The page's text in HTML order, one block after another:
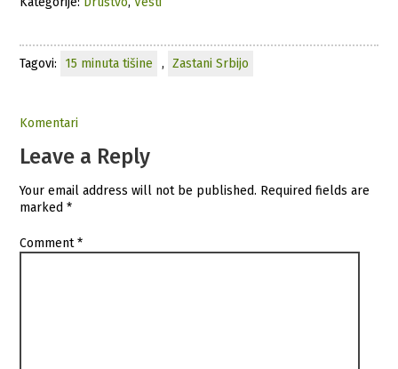
Tagovi: 15 minuta tišine , Zastani Srbijo
Komentari
Leave a Reply
Your email address will not be published. Required fields are
marked*
Comment*